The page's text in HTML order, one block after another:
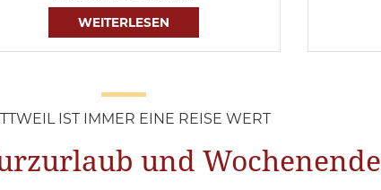
WEITERLESEN
IST IMMER EINE REISE WERT
und Wochenende